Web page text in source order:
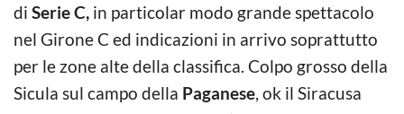
di Serie C, in particolar modo grande spettacolo
nel Girone C ed indicazioni in arrivo soprattutto
per le zone alte della classifica. Colpo grosso della
Sicula sul campo della Paganese, ok il Siracusa